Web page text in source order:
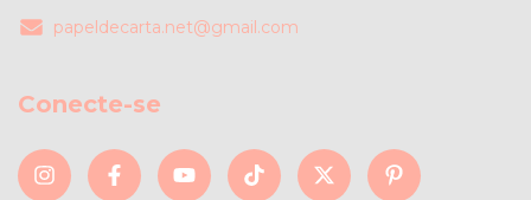
papeldecarta.net@gmail.com
Conecte-se